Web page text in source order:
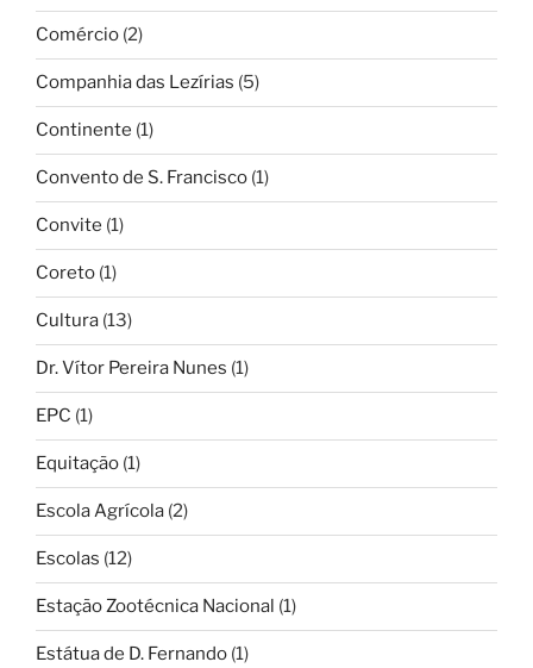
Comércio (2)
Companhia das Lezírias (5)
Continente (1)
Convento de S. Francisco (1)
Convite (1)
Coreto (1)
Cultura (13)
Dr. Vítor Pereira Nunes (1)
EPC (1)
Equitação (1)
Escola Agrícola (2)
Escolas (12)
Estação Zootécnica Nacional (1)
Estátua de D. Fernando (1)